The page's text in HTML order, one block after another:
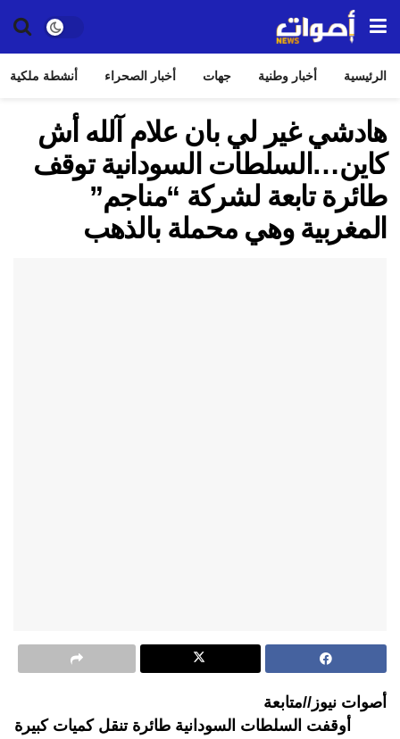
الرئيسية أخبار وطنية جهات أخبار الصحراء أنشطة ملكية
هادشي غير لي بان علام آلله أش
كاين…السلطات السودانية توقف
طائرة تابعة لشركة “مناجم”
المغربية وهي محملة بالذهب
أصوات نيوز//متابعة
أوقفت السلطات السودانية طائرة تنقل كميات كبيرة